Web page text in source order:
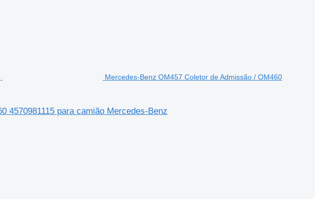
Mercedes-Benz OM457 Coletor de Admissão / OM460
4570981115 para camião Mercedes-Benz